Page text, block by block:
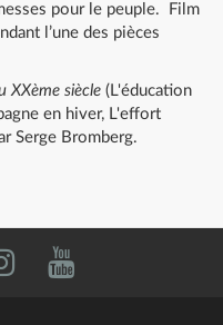
pour le peuple. Film
l’une des pièces
XXème siècle (L'éducation
en hiver, L'effort
Serge Bromberg.